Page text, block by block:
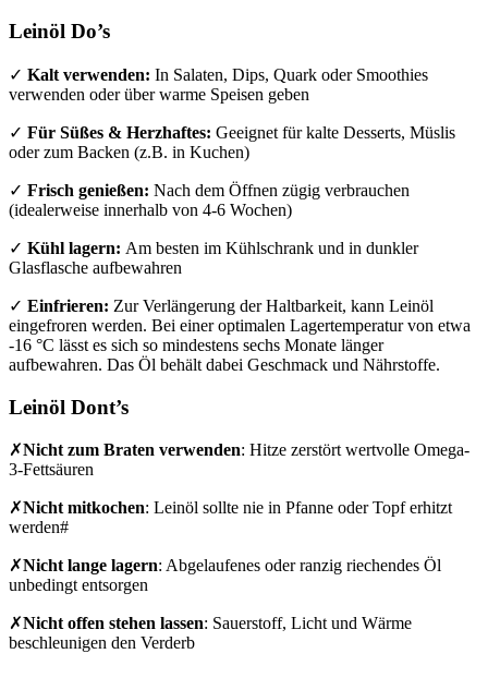
Leinöl Do’s
✓ Kalt verwenden: In Salaten, Dips, Quark oder Smoothies
verwenden oder über warme Speisen geben
✓ Für Süßes & Herzhaftes: Geeignet für kalte Desserts, Müslis
oder zum Backen (z.B. in Kuchen)
✓ Frisch genießen: Nach dem Öffnen zügig verbrauchen
(idealerweise innerhalb von 4-6 Wochen)
✓ Kühl lagern: Am besten im Kühlschrank und in dunkler
Glasflasche aufbewahren
✓ Einfrieren: Zur Verlängerung der Haltbarkeit, kann Leinöl
eingefroren werden. Bei einer optimalen Lagertemperatur von etwa
-16 °C lässt es sich so mindestens sechs Monate länger
aufbewahren. Das Öl behält dabei Geschmack und Nährstoffe.
Leinöl Dont’s
✗Nicht zum Braten verwenden: Hitze zerstört wertvolle Omega-
3-Fettsäuren
✗Nicht mitkochen: Leinöl sollte nie in Pfanne oder Topf erhitzt
werden#
✗Nicht lange lagern: Abgelaufenes oder ranzig riechendes Öl
unbedingt entsorgen
✗Nicht offen stehen lassen: Sauerstoff, Licht und Wärme
beschleunigen den Verderb